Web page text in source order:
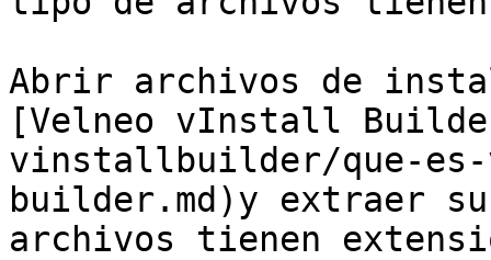
Abrir archivos de
[Velneo vInstall
vinstallbuilder/que-
builder.md)y extraer
archivos tienen